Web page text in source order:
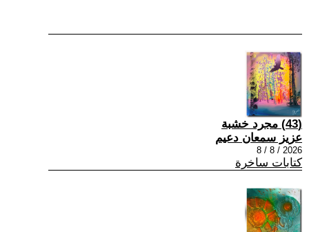
(43) مجرد خشبة
عزيز سمعان دعيم
2026 / 8 / 8
كتابات ساخرة